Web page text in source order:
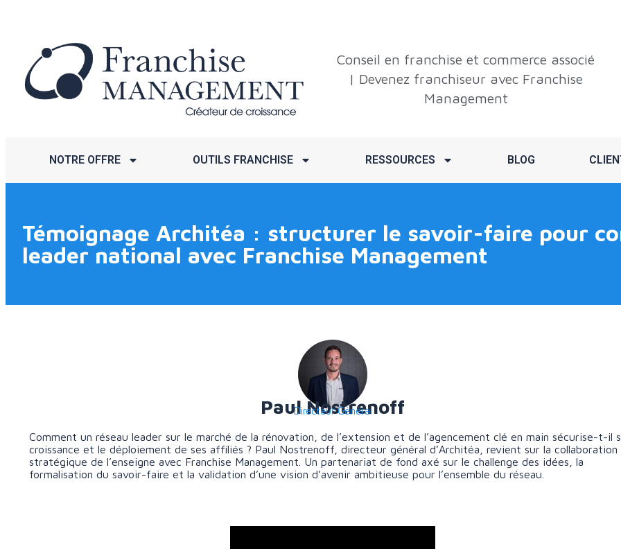
Conseil en franchise et commerce associé
| Devenez franchiseur avec Franchise
Management
NOTRE OFFRE OUTILS FRANCHISE RESSOURCES BLOG
Témoignage Architéa : structurer le savoir-faire pour
leader national avec Franchise Management
Paul Nostrenoff
Directeur Général
Comment un réseau leader sur le marché de la rénovation, de l’extension et de l’agencement clé en main sécurise-t-il
croissance et le déploiement de ses affiliés ? Paul Nostrenoff, directeur général d’Architéa, revient sur la collaboration
stratégique de l’enseigne avec Franchise Management. Un partenariat de fond axé sur le challenge des idées, la
formalisation du savoir-faire et la validation d’une vision d’avenir ambitieuse pour l’ensemble du réseau.